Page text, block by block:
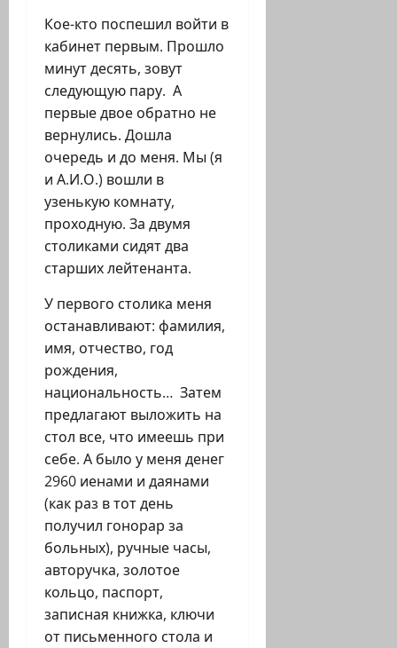
Кое-кто поспешил войти в
кабинет первым. Прошло
минут десять, зовут
следующую пару. А
первые двое обратно не
вернулись. Дошла
очередь и до меня. Мы (я
и А.И.О.) вошли в
узенькую комнату,
проходную. За двумя
столиками сидят два
старших лейтенанта.
У первого столика меня
останавливают: фамилия,
имя, отчество, год
рождения,
национальность… Затем
предлагают выложить на
стол все, что имеешь при
себе. А было у меня денег
2960 иенами и даянами
(как раз в тот день
получил гонорар за
больных), ручные часы,
авторучка, золотое
кольцо, паспорт,
записная книжка, ключи
от письменного стола и